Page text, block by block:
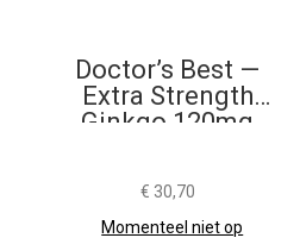
Doctor’s Best —
Extra Strength
Ginkgo 120mg
€ 30,70
Momenteel niet op